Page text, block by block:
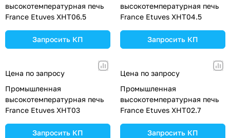
высокотемпературная печь
France Etuves XHT06.5
Запросить КП
высокотемпературная печь
France Etuves XHT04.5
Запросить КП
Цена по запросу
Промышленная
высокотемпературная печь
France Etuves XHT03
Запросить КП
Цена по запросу
Промышленная
высокотемпературная печь
France Etuves XHT02.7
Запросить КП